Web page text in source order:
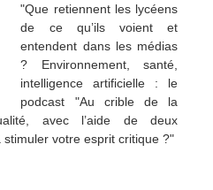
"Que retiennent les lycéens
de ce qu’ils voient et
entendent dans les médias
? Environnement, santé,
intelligence artificielle : le
podcast "Au crible de la
avec l’aide de deux
votre esprit critique ?"